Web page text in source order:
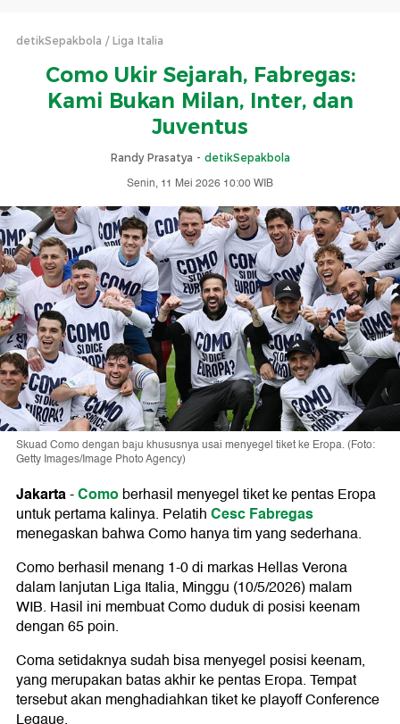
detikSepakbola Liga Italia
Como Ukir Sejarah, Fabregas:
Kami Bukan Milan, Inter, dan
Juventus
Randy Prasatya - detikSepakbola
Senin, 11 Mei 2026 10:00 WIB
Skuad Como dengan baju khususnya usai menyegel tiket ke Eropa. (Foto:
Getty Images/Image Photo Agency)
Jakarta-Comoberhasil menyegel tiket ke pentas Eropa
untuk pertama kalinya. PelatihCesc Fabregas
menegaskan bahwa Como hanya tim yang sederhana.
Como berhasil menang 1-0 di markas Hellas Verona
dalam lanjutan Liga Italia, Minggu (10/5/2026) malam
WIB. Hasil ini membuat Como duduk di posisi keenam
dengan 65 poin.
Coma setidaknya sudah bisa menyegel posisi keenam,
yang merupakan batas akhir ke pentas Eropa. Tempat
tersebut akan menghadiahkan tiket ke playoff Conference